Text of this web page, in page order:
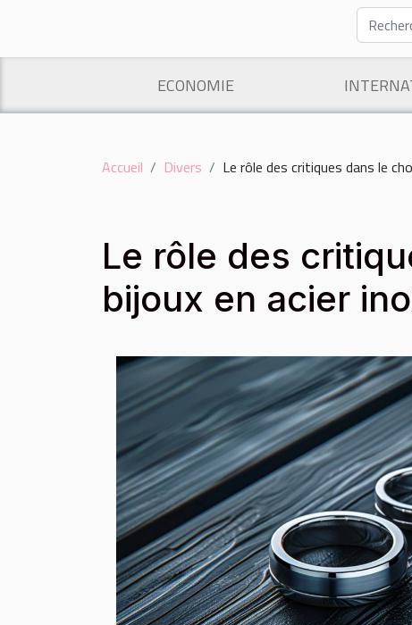
ECONOMIE
Accueil Divers Le rôle des critiques dans le
Le rôle des
bijoux en acier